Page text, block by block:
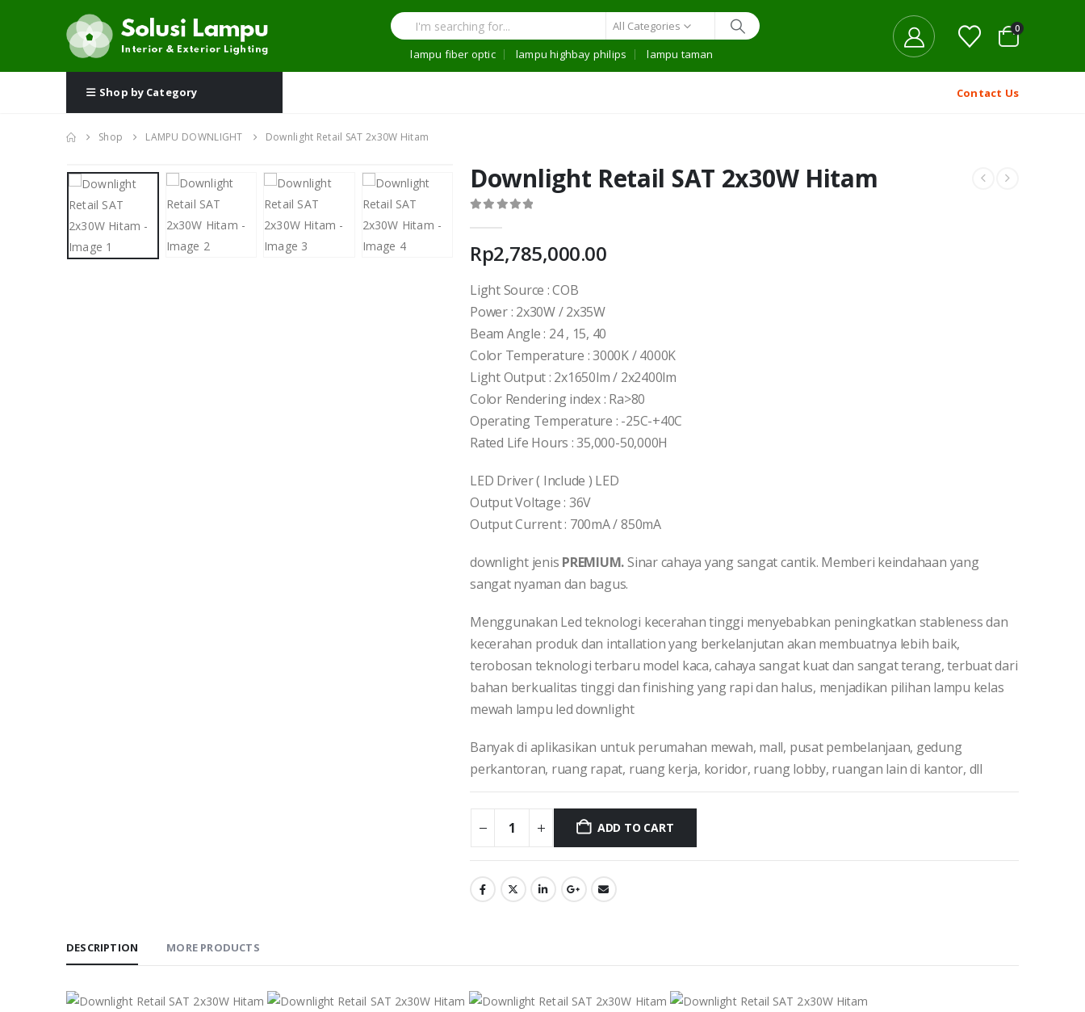
All Categories
lampu fiber optic
lampu highbay philips lampu taman
0
Shop by Category Contact Us
Shop LAMPU DOWNLIGHT Downlight Retail SAT 2x30W Hitam
Downlight Retail SAT 2x30W Hitam
Rp2,785,000.00
Light Source : COB
Power : 2x30W / 2x35W
Beam Angle : 24 , 15, 40
Color Temperature : 3000K / 4000K
Light Output : 2x1650lm / 2x2400lm
Color Rendering index : Ra>80
Operating Temperature : -25C-+40C
Rated Life Hours : 35,000-50,000H
LED Driver ( Include ) LED
Output Voltage : 36V
Output Current : 700mA / 850mA
downlight jenis PREMIUM.Sinar cahaya yang sangat cantik. Memberi keindahaan yang
sangat nyaman dan bagus.
Menggunakan Led teknologi kecerahan tinggi menyebabkan peningkatkan stableness dan
kecerahan produk dan intallation yang berkelanjutan akan membuatnya lebih baik,
terobosan teknologi terbaru model kaca, cahaya sangat kuat dan sangat terang, terbuat dari
bahan berkualitas tinggi dan finishing yang rapi dan halus, menjadikan pilihan lampu kelas
mewah lampu led downlight
Banyak di aplikasikan untuk perumahan mewah, mall, pusat pembelanjaan, gedung
perkantoran, ruang rapat, ruang kerja, koridor, ruang lobby, ruangan lain di kantor, dll
ADD TO CART
DESCRIPTION MORE PRODUCTS